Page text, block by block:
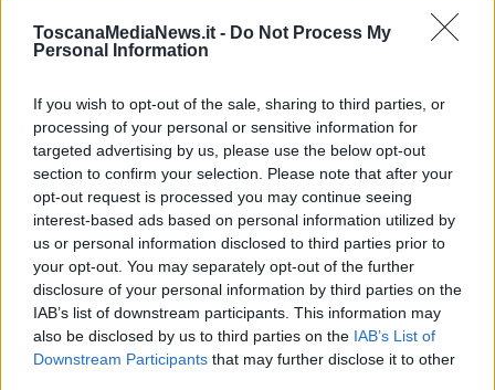
ToscanaMediaNews.it - Do Not Process My
Personal Information
If you wish to opt-out of the sale, sharing to third parties, or
processing of your personal or sensitive information for
targeted advertising by us, please use the below opt-out
section to confirm your selection. Please note that after your
opt-out request is processed you may continue seeing
interest-based ads based on personal information utilized by
us or personal information disclosed to third parties prior to
your opt-out. You may separately opt-out of the further
disclosure of your personal information by third parties on the
IAB’s list of downstream participants. This information may
also be disclosed by us to third parties on the IAB’s List of
Downstream Participants that may further disclose it to other
L'incidente è avvenuto sull'autostrada Firenze-Mare. Sul posto
sono intervenuti i sanitari del 118. Tre persone in ospedale
LUCCA —Marito e moglie sono rimasti feriti in un incidente
sull'autostrada Firenze-Mare.
Nel sinistro, avvenuto intorno alle 15,30 di oggi tra Lucca e
Capannori, l'auto con a bordo la coppia si è ribaltata e i due sono
rimasti feriti, in modo non grave, e soccorsi entrambi con un codice
giallo.